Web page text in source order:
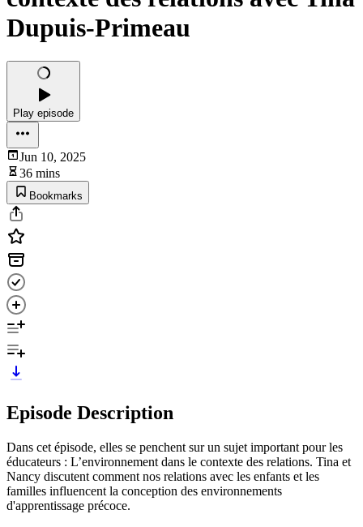
Dupuis-Primeau
Play episode
Jun 10, 2025
36 mins
Bookmarks
Episode Description
Dans cet épisode, elles se penchent sur un sujet important pour les
éducateurs : L’environnement dans le contexte des relations. Tina et
Nancy discutent comment nos relations avec les enfants et les
familles influencent la conception des environnements
d'apprentissage précoce.